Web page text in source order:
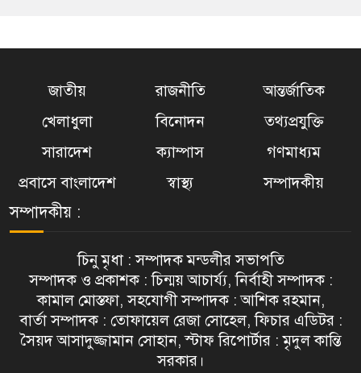
জাতীয় রাজনীতি
আন্তর্জাতিক
খেলাধুলা
বিনোদন
তথ্যপ্রযুক্তি
সারাদেশ
ক্যাম্পাস
গণমাধ্যম
প্রবাসে বাংলাদেশ
স্বাস্থ্য সম্পাদকীয়
সম্পাদকীয় :
চিনু মৃধা : সম্পাদক মন্ডলীর সভাপতি
সম্পাদক ও প্রকাশক : চিন্ময় আচার্য্য, নির্বাহী সম্পাদক :
কামাল মোস্তফা, সহযোগী সম্পাদক : আশিক রহমান,
বার্তা সম্পাদক : তোফায়েল রেজা সোহেল, ফিচার এডিটর :
সৈয়দ আসাদুজ্জামান সোহান, স্টাফ রিপোর্টার : মৃদুল কান্তি
সরকার।